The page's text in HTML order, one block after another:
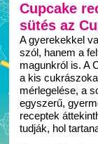
Cupcake
sütés az
A gyerekekkel
szól, hanem a
magunkról is. A
a kis
mérlegelése, a
egyszerű,
receptek
tudják, hol